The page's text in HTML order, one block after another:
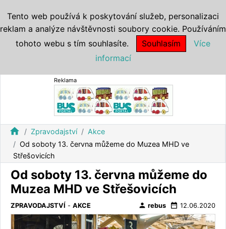
Reklama
home Zpravodajství
Akce
Od soboty 13. června můžeme do Muzea MHD ve
Střešovicích
Od soboty 13. června můžeme do
Muzea MHD ve Střešovicích
ZPRAVODAJSTVÍ - AKCE person rebus date_range 12.06.2020
Tento web používá k poskytování služeb, personalizaci
reklam a analýze návštěvnosti soubory cookie. Používáním
tohoto webu s tím souhlasíte.
Souhlasím
Více
informací